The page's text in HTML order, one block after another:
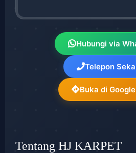
Hubungi via
Telepon
Buka di
Tentang HJ KARPET